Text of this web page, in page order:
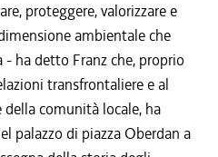
proteggere, valorizzare e
ambientale che
- ha detto Franz che, proprio
transfrontaliere e al
comunità locale, ha
palazzo di piazza Oberdan a